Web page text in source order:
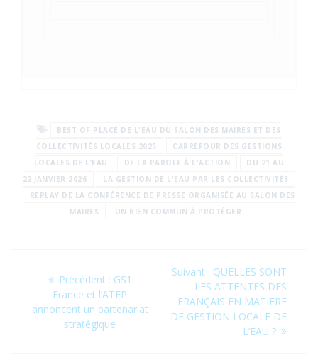
BEST OF PLACE DE L'EAU DU SALON DES MAIRES ET DES
COLLECTIVITÉS LOCALES 2025
CARREFOUR DES GESTIONS
LOCALES DE L’EAU
DE LA PAROLE À L'ACTION
DU 21 AU
22 JANVIER 2026
LA GESTION DE L'EAU PAR LES COLLECTIVITÉS
REPLAY DE LA CONFÉRENCE DE PRESSE ORGANISÉE AU SALON DES
MAIRES
UN BIEN COMMUN À PROTÉGER
l’article
Précédent : Article
précédent
:
GS1
France et l’ATEP
annoncent un partenariat
stratégique
Suivant : Article
suivant
:
QUELLES SONT
LES ATTENTES DES
FRANÇAIS EN MATIERE
DE GESTION LOCALE DE
L’EAU ?